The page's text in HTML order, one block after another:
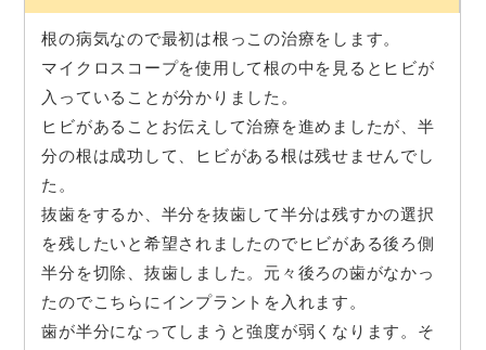
根の病気なので最初は根っこの治療をします。
マイクロスコープを使用して根の中を見るとヒビが
入っていることが分かりました。
ヒビがあることお伝えして治療を進めましたが、半
分の根は成功して、ヒビがある根は残せませんでし
た。
抜歯をするか、半分を抜歯して半分は残すかの選択
を残したいと希望されましたのでヒビがある後ろ側
半分を切除、抜歯しました。元々後ろの歯がなかっ
たのでこちらにインプラントを入れます。
歯が半分になってしまうと強度が弱くなります。そ